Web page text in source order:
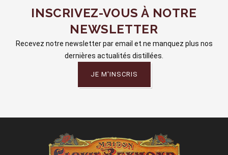
INSCRIVEZ-VOUS À NOTRE
NEWSLETTER
Recevez notre newsletter par email et ne manquez plus nos
dernières actualités distillées.
JE M'INSCRIS